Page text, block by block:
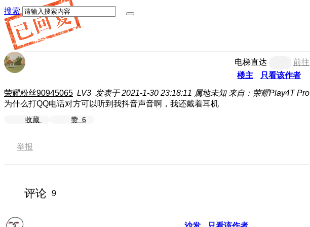
搜索
电梯直达
前往
楼主
只看该作者
荣耀粉丝90945065 LV3 发表于 2021-1-30 23:18:11 属地未知 来自：荣耀Play4T Pro
为什么打QQ电话对方可以听到我抖音声音啊，我还戴着耳机
收藏 赞 6
举报
评论 9